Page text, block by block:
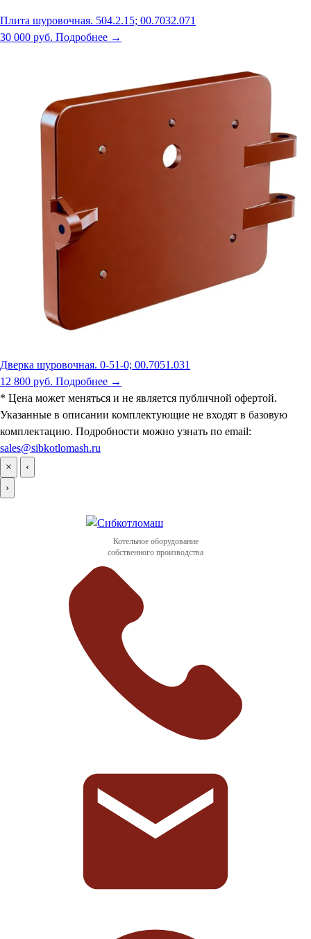
Плита шуровочная. 504.2.15; 00.7032.071
30 000 руб. Подробнее →
Дверка шуровочная. 0-51-0; 00.7051.031
12 800 руб. Подробнее →
* Цена может меняться и не является публичной офертой.
Указанные в описании комплектующие не входят в базовую
комплектацию. Подробности можно узнать по email:
sales@sibkotlomash.ru
×
‹
›
Котельное оборудование
собственного производства